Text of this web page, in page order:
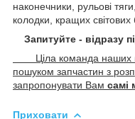
наконечники, рульові
колодки, кращих світових
Запитуйте - відразу
Ціла команда наших
пошуком запчастин з
запропонувати Вам самі
Приховати